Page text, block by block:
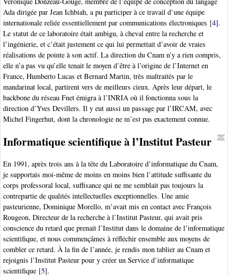
Ada dirigée par Jean Ichbiah, a pu participer à ce travail d’une équipe
internationale reliée essentiellement par communications électroniques [4].
Le statut de ce laboratoire était ambigu, à cheval entre la recherche et
l’ingénierie, et c’était justement ce qui lui permettait d’avoir de vraies
réalisations de pointe à son actif. La direction du Cnam n’y a rien compris,
elle n’a pas vu qu’elle tenait le moyen d’être à l’origine de l’Internet en
France, Humberto Lucas et Bernard Martin, très maltraités par le
mandarinat local, partirent vers de meilleurs cieux. Après leur départ, le
backbone du réseau Fnet émigra à l’INRIA où il fonctionna sous la
direction d’Yves Devillers. Il y eut aussi un passage par l’IRCAM, avec
Michel Fingerhut, dont la chronologie ne m’est pas exactement connue.
Informatique scientifique à l’Institut Pasteur
En 1991, après trois ans à la tête du Laboratoire d’informatique du Cnam,
je supportais moi-même de moins en moins bien l’attitude suffisante du
corps professoral local, suffisance qui ne me semblait pas toujours la
contrepartie de qualités intellectuelles exceptionnelles. Une amie
pasteurienne, Dominique Morello, m’avait mis en contact avec François
Rougeon, Directeur de la recherche à l’Institut Pasteur, qui avait pris
conscience du retard que prenait l’Institut dans le domaine de l’informatique
scientifique, et nous commençâmes à réfléchir ensemble aux moyens de
combler ce retard. À la fin de l’année, je rendis mon tablier au Cnam et
rejoignis l’Institut Pasteur pour y créer un Service d’informatique
scientifique [5].